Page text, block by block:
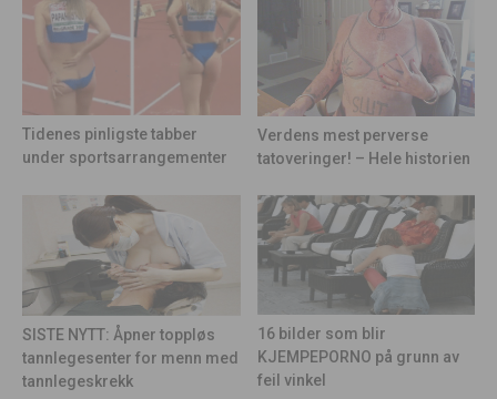
Tidenes pinligste tabber
under sportsarrangementer
Verdens mest perverse
tatoveringer! – Hele historien
SISTE NYTT: Åpner toppløs
tannlegesenter for menn med
tannlegeskrekk
16 bilder som blir
KJEMPEPORNO på grunn av
feil vinkel